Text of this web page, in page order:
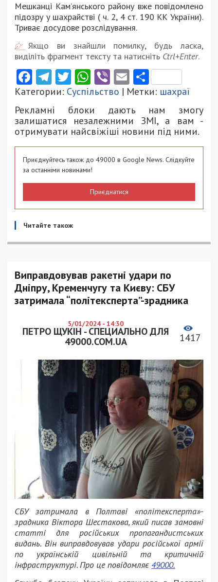
Мешканці Кам’янського району вже повідомлено
підозру у шахрайстві ( ч. 2, 4 ст. 190 КК України).
Триває досудове розслідування.
Якщо ви знайшли помилку, будь ласка,
виділіть фрагмент тексту та натисніть Ctrl+Enter.
Facebook
Telegram
Twitter
WhatsApp
ViberEmail
Категории: Суспільство | Метки: шахраї
Рекламні блоки дають нам змогу
залишатися незалежними ЗМІ, а вам -
отримувати найсвіжіші новини під ними.
Приєднуйтесь також до 49000 в Google News. Слідкуйте
за останніми новинами!
Приєднатися
Читайте також
Виправдовував ракетні удари по
Дніпру, Кременчугу та Києву: СБУ
затримала “політексперта”-зрадника
5/01/2024 - 14:30
ПЕТРО ЩУКІН - СПЕЦИАЛЬНО ДЛЯ
49000.COM.UA
1417
СБУ затримала в Полтаві «політексперта»-
зрадника Віктора Шестакова, який писав замовні
статті для російських пропагандистських
видань. Він виправдовував удари російської армії
по українській цивільній та критичній
інфраструктурі. Про це повідомляє 49000.